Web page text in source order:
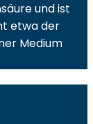
und ist
etwa der
Medium